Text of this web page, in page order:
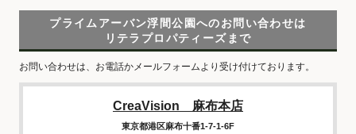
プライムアーバン浮間公園へのお問い合わせは
リテラプロパティーズまで
お問い合わせは、お電話かメールフォームより受け付けております。
CreaVision 麻布本店
東京都港区麻布十番1-7-1-6F